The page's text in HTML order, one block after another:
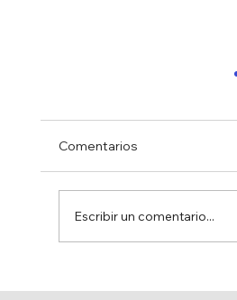
Comentarios
Escribir un comentario...